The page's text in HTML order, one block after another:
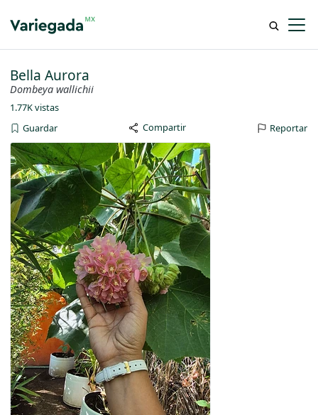
Bella Aurora
Dombeya wallichii
1.77K vistas
Guardar
Compartir Reportar